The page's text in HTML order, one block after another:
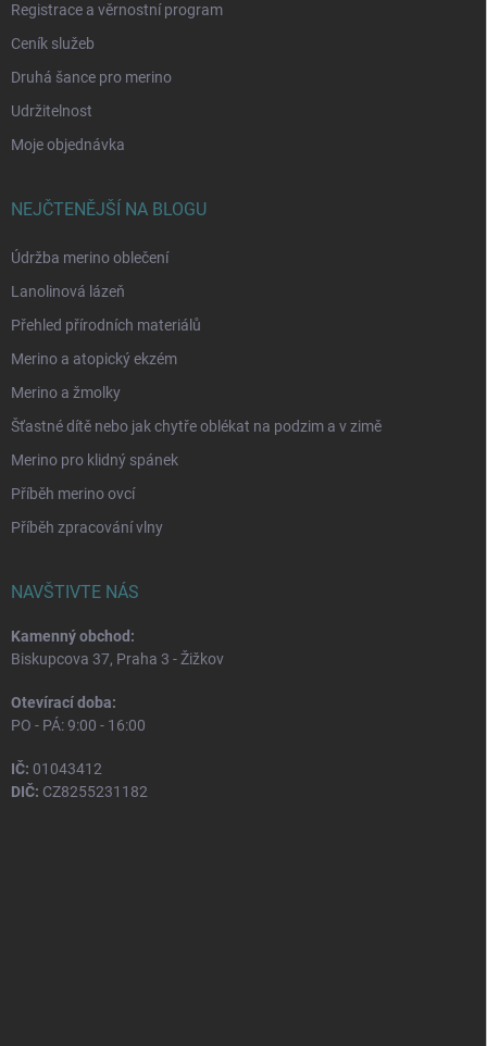
Registrace a věrnostní program
Ceník služeb
Druhá šance pro merino
Udržitelnost
Moje objednávka
NEJČTENĚJŠÍ NA BLOGU
Údržba merino oblečení
Lanolinová lázeň
Přehled přírodních materiálů
Merino a atopický ekzém
Merino a žmolky
Šťastné dítě nebo jak chytře oblékat na podzim a v zimě
Merino pro klidný spánek
Příběh merino ovcí
Příběh zpracování vlny
NAVŠTIVTE NÁS
Kamenný obchod:
Biskupcova 37, Praha 3 - Žižkov
Otevírací doba:
PO - PÁ: 9:00 - 16:00
IČ: 01043412
DIČ: CZ8255231182